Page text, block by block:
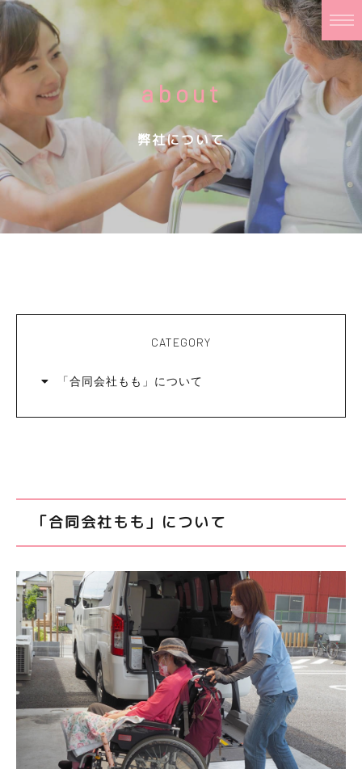
about
弊社について
CATEGORY
「合同会社もも」について
「合同会社もも」について